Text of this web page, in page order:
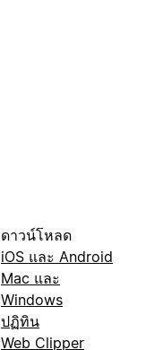
ดาวน์โหลด
iOS และ Android
Mac และ
Windows
ปฏิทิน
Web Clipper